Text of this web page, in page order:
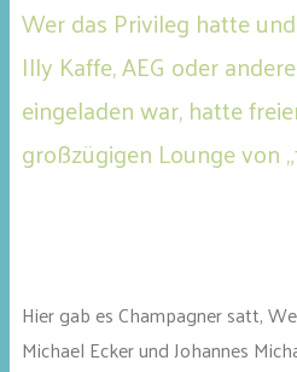
Wer das Privileg hatte
Illy Kaffe, AEG oder
eingeladen war, hatte
großzügigen Lounge von
Hier gab es Champagner satt,
Michael Ecker und Johannes